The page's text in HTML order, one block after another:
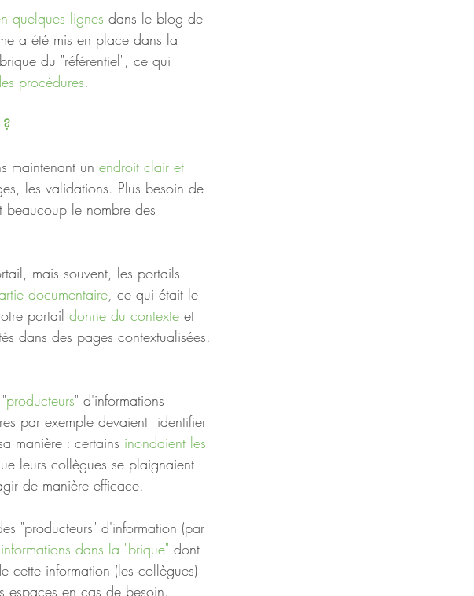
quelques lignes dans le blog de
a été mis en place dans la
du "référentiel", ce qui
procédures.
maintenant un endroit clair et
les validations. Plus besoin de
le nombre des
mais souvent, les portails
documentaire, ce qui était le
portail donne du contexte et
dans des pages contextualisées.
producteurs" d'informations
par exemple devaient  identifier
manière : certains inondaient les
leurs collègues se plaignaient
de manière efficace.
"producteurs" d'information (par
dans la "brique" dont
cette information (les collègues)
espaces en cas de besoin.